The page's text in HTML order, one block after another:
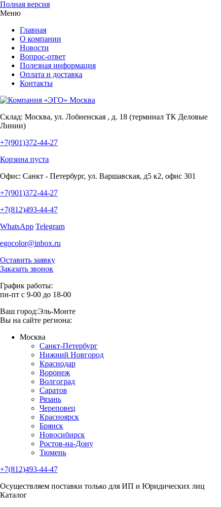
Полная версия
Меню
Главная
О компании
Новости
Вопрос-ответ
Полезная информация
Оплата и доставка
Контакты
Склад: Москва, ул. Лобненская , д. 18 (терминал ТК Деловые
Линии)
+7(901)372-44-27
Корзина пуста
Офис: Санкт - Петербург, ул. Варшавская, д5 к2, офис 301
+7(901)372-44-27
+7(812)493-44-47
WhatsApp Telegram
egocolor@inbox.ru
Оставить заявку
Заказать звонок
График работы:
пн-пт с 9-00 до 18-00
Ваш город:Эль-Монте
Вы на сайте региона:
Москва
Санкт-Петербург
Нижний Новгород
Краснодар
Воронеж
Волгоград
Саратов
Рязань
Череповец
Красноярск
Брянск
Новосибирск
Ростов-на-Дону
Тюмень
+7(812)493-44-47
Осуществляем поставки только для ИП и Юридических лиц
Каталог